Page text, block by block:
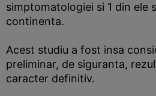
simptomatologiei si 1 din ele
continenta.
Acest studiu a fost insa
preliminar, de siguranta,
caracter definitiv.